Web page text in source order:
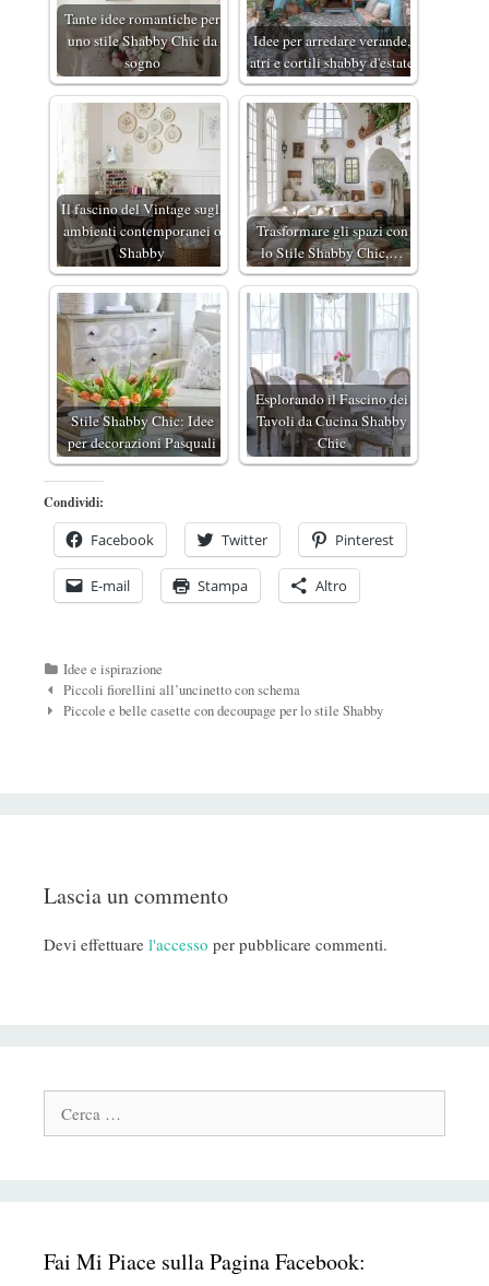
Tante idee romantiche per
uno stile Shabby Chic da
sogno
Idee per arredare verande,
atri e cortili shabby d'estate
Il fascino del Vintage sugli
ambienti contemporanei o
Shabby
Trasformare gli spazi con
lo Stile Shabby Chic,…
Stile Shabby Chic: Idee
per decorazioni Pasquali
Esplorando il Fascino dei
Tavoli da Cucina Shabby
Chic
Condividi:
Facebook Twitter Pinterest
E-mail Stampa Altro
Categorie
Idee e ispirazione
Navigazione
Post
Piccoli fiorellini all’uncinetto con schema
Piccole e belle casette con decoupage per lo stile Shabby
Lascia un commento
Devi effettuare l'accesso per pubblicare commenti.
Cerca:
Fai Mi Piace sulla Pagina Facebook: